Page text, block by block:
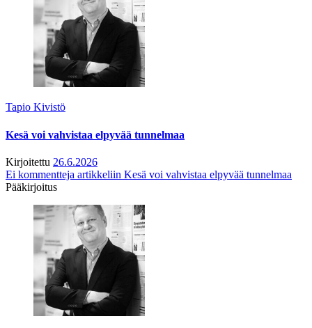
Tapio Kivistö
Kesä voi vahvistaa elpyvää tunnelmaa
Kirjoitettu 26.6.2026
Ei kommentteja artikkeliin Kesä voi vahvistaa elpyvää tunnelmaa
Pääkirjoitus